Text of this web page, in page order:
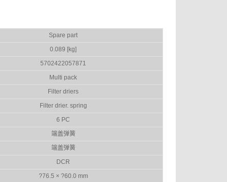
Spare part
0.089 [kg]
5702422057871
Multi pack
Filter driers
Filter drier. spring
6 PC
端盖弹簧
端盖弹簧
DCR
?76.5 × ?60.0 mm